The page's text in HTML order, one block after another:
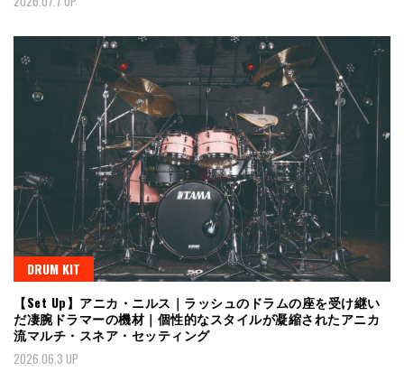
DRUM KIT
【Set Up】アニカ・ニルス｜ラッシュのドラムの座を受け継い
だ凄腕ドラマーの機材｜個性的なスタイルが凝縮されたアニカ
流マルチ・スネア・セッティング
2026.06.3 UP